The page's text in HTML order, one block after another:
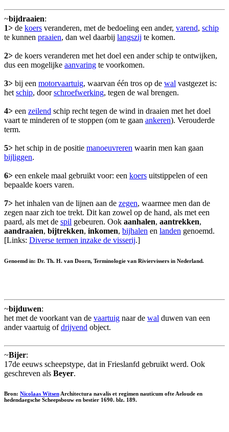
~bijdraaien:
1> de koers veranderen, met de bedoeling een ander, varend, schip
te kunnen praaien, dan wel daarbij langszij te komen.
2> de koers veranderen met het doel een ander schip te ontwijken,
dus een mogelijke aanvaring te voorkomen.
3> bij een motorvaartuig, waarvan één tros op de wal vastgezet is:
het schip, doorschroefwerking, tegen de wal brengen.
4> een zeilend schip recht tegen de wind in draaien met het doel
vaart te minderen of te stoppen (om te gaan ankeren). Verouderde
term.
5> het schip in de positie manoeuvreren waarin men kan gaan
bijliggen.
6> een enkele maal gebruikt voor: een koers uitstippelen of een
bepaalde koers varen.
7> het inhalen van de lijnen aan de zegen, waarmee men dan de
zegen naar zich toe trekt. Dit kan zowel op de hand, als met een
paard, als met de spil gebeuren. Ook aanhalen, aantrekken,
aandraaien, bijtrekken, inkomen, bijhalen en landen genoemd.
[Links: Diverse termen inzake de visserij.]
Genoemd in: Dr. Th. H. van Doorn, Terminologie van Riviervissers in Nederland.
~bijduwen:
het met de voorkant van de vaartuig naar de wal duwen van een
ander vaartuig ofdrijvend object.
~Bijer:
17de eeuws scheepstype, dat in Frieslanfd gebruikt werd. Ook
geschreven als Beyer.
Bron: Nicolaas WitsenArchitectura navalis et regimen nauticum ofte Aeloude en
hedendaegsche Scheepsbouw en bestier 1690. blz. 189.